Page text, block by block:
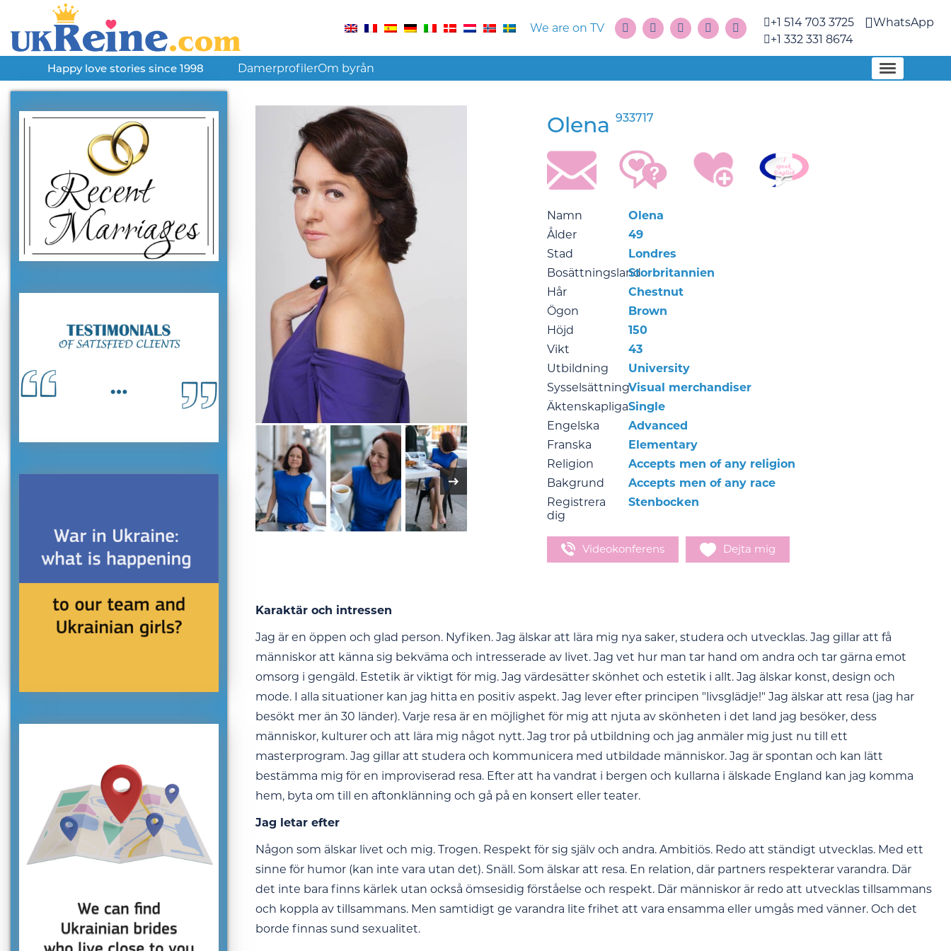
We are on TV
+1 514 703 3725
+1 332 331 8674
WhatsApp
Happy love stories since 1998 DamerprofilerOm byrån
Olena 933717
Namn
Olena
Ålder
49
Stad
Londres
BosättningslandStorbritannien
Hår
Chestnut
Ögon
Brown
Höjd
150
Vikt
43
Utbildning
University
SysselsättningVisual merchandiser
ÄktenskapligaSingle
Engelska
Advanced
Franska
Elementary
Religion
Accepts men of any religion
Bakgrund
Accepts men of any race
Registrera
dig
Stenbocken
Videokonferens Dejta mig
Karaktär och intressen
Jag är en öppen och glad person. Nyfiken. Jag älskar att lära mig nya saker, studera och utvecklas. Jag gillar att få
människor att känna sig bekväma och intresserade av livet. Jag vet hur man tar hand om andra och tar gärna emot
omsorg i gengäld. Estetik är viktigt för mig. Jag värdesätter skönhet och estetik i allt. Jag älskar konst, design och
mode. I alla situationer kan jag hitta en positiv aspekt. Jag lever efter principen "livsglädje!" Jag älskar att resa (jag har
besökt mer än 30 länder). Varje resa är en möjlighet för mig att njuta av skönheten i det land jag besöker, dess
människor, kulturer och att lära mig något nytt. Jag tror på utbildning och jag anmäler mig just nu till ett
masterprogram. Jag gillar att studera och kommunicera med utbildade människor. Jag är spontan och kan lätt
bestämma mig för en improviserad resa. Efter att ha vandrat i bergen och kullarna i älskade England kan jag komma
hem, byta om till en aftonklänning och gå på en konsert eller teater.
Jag letar efter
Någon som älskar livet och mig. Trogen. Respekt för sig själv och andra. Ambitiös. Redo att ständigt utvecklas. Med ett
sinne för humor (kan inte vara utan det). Snäll. Som älskar att resa. En relation, där partners respekterar varandra. Där
det inte bara finns kärlek utan också ömsesidig förståelse och respekt. Där människor är redo att utvecklas tillsammans
och koppla av tillsammans. Men samtidigt ge varandra lite frihet att vara ensamma eller umgås med vänner. Och det
borde finnas sund sexualitet.